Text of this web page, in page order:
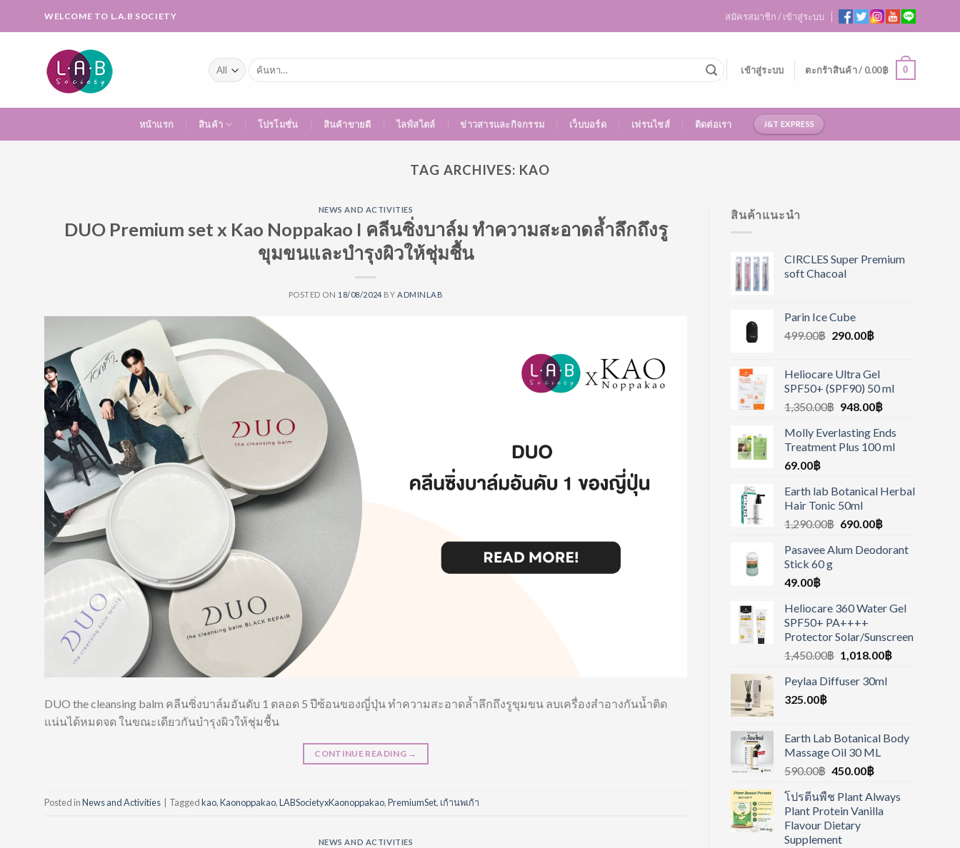
WELCOME TO L.A.B SOCIETY สมัครสมาชิก / เข้าสู่ระบบ
ค้นหา:
เข้าสู่ระบบ ตะกร้าสินค้า / 0.00฿ 0
หน้าแรก สินค้า โปรโมชั่น สินค้าขายดี ไลฟ์สไตล์ ข่าวสารและกิจกรรม เว็บบอร์ด เฟรนไชส์ ติดต่อเรา J&T EXPRESS
TAG ARCHIVES: KAO
NEWS AND ACTIVITIES
DUO Premium set x Kao Noppakao I คลีนซิ่งบาล์ม ทำความสะอาดล้ำลึกถึงรู
ขุมขนและบำรุงผิวให้ชุ่มชื้น
POSTED ON 18/08/2024 BY ADMINLAB
DUO the cleansing balm คลีนซิ่งบาล์มอันดับ 1 ตลอด 5 ปีซ้อนของญี่ปุ่น ทำความสะอาดล้ำลึกถึงรูขุมขน ลบเครื่องสำอางกันน้ำติด
แน่นได้หมดจด ในขณะเดียวกันบำรุงผิวให้ชุ่มชื้น
CONTINUE READING →
Posted inNews and Activities Taggedkao,Kaonoppakao,LABSocietyxKaonoppakao,PremiumSet, เก้านพเก้า
NEWS AND ACTIVITIES
สินค้าแนะนำ
CIRCLES Super Premium
soft Chacoal
Parin Ice Cube
499.00฿ 290.00฿
Heliocare Ultra Gel
SPF50+ (SPF90) 50 ml
1,350.00฿ 948.00฿
Molly Everlasting Ends
Treatment Plus 100 ml
69.00฿
Earth lab Botanical Herbal
Hair Tonic 50ml
1,290.00฿ 690.00฿
Pasavee Alum Deodorant
Stick 60 g
49.00฿
Heliocare 360 Water Gel
SPF50+ PA++++
Protector Solar/Sunscreen
1,450.00฿ 1,018.00฿
Peylaa Diffuser 30ml
325.00฿
Earth Lab Botanical Body
Massage Oil 30 ML
590.00฿ 450.00฿
โปรตีนพืช Plant Always
Plant Protein Vanilla
Flavour Dietary
Supplement